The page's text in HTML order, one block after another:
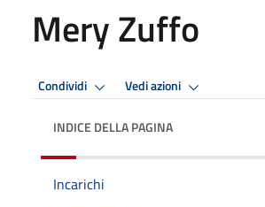
Mery Zuffo
Condividi Vedi azioni
INDICE DELLA PAGINA
Incarichi